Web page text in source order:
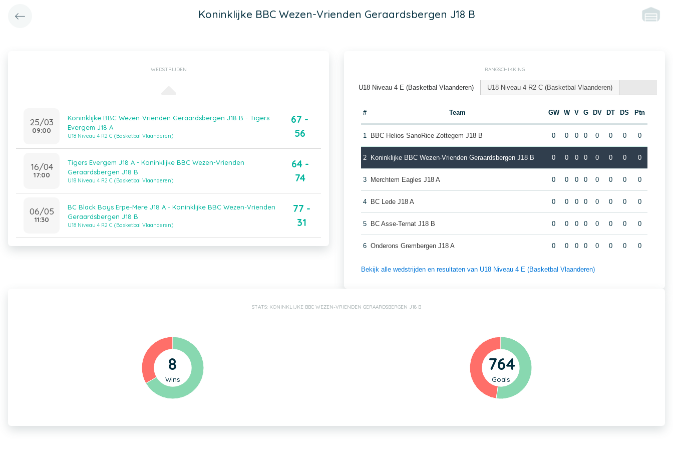
Koninklijke BBC Wezen-Vrienden Geraardsbergen J18 B
WEDSTRIJDEN
25/03
09:00
Koninklijke BBC Wezen-Vrienden Geraardsbergen J18 B - Tigers
Evergem J18 A
U18 Niveau 4 R2 C (Basketbal Vlaanderen)
67 -
56
16/04
17:00
Tigers Evergem J18 A - Koninklijke BBC Wezen-Vrienden
Geraardsbergen J18 B
U18 Niveau 4 R2 C (Basketbal Vlaanderen)
64 -
74
06/05
11:30
BC Black Boys Erpe-Mere J18 A - Koninklijke BBC Wezen-Vrienden
Geraardsbergen J18 B
U18 Niveau 4 R2 C (Basketbal Vlaanderen)
77 -
31
RANGSCHIKKING
U18 Niveau 4 E (Basketbal Vlaanderen) U18 Niveau 4 R2 C (Basketbal Vlaanderen)
# Team GW W V G DV DT DS Ptn
1 BBC Helios SanoRice Zottegem J18 B 0 0 0 0 0 0 0 0
2 Koninklijke BBC Wezen-Vrienden Geraardsbergen J18 B 0 0 0 0 0 0 0 0
3 Merchtem Eagles J18 A 0 0 0 0 0 0 0 0
4 BC Lede J18 A 0 0 0 0 0 0 0 0
5 BC Asse-Ternat J18 B 0 0 0 0 0 0 0 0
6 Onderons Grembergen J18 A 0 0 0 0 0 0 0 0
Bekijk alle wedstrijden en resultaten van U18 Niveau 4 E (Basketbal Vlaanderen)
STATS: KONINKLIJKE BBC WEZEN-VRIENDEN GERAARDSBERGEN J18 B
8
Wins
764
Goals